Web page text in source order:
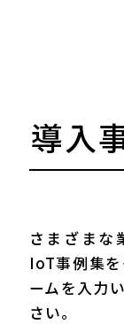
導入
さまざまな
IoT事例集
ームを入力
さい。